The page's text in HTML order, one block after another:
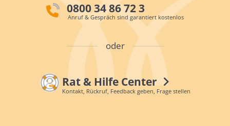
0800 34 86 72 3
Anruf & Gespräch sind garantiert kostenlos
oder
Rat & Hilfe Center
Kontakt, Rückruf, Feedback geben, Frage stellen